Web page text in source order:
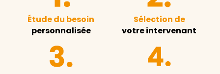
Étude du besoin
personnalisée
Sélection de
votre intervenant